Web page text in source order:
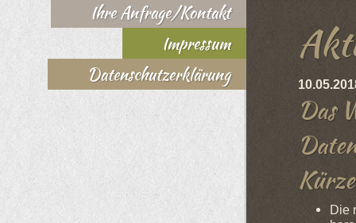
Ihre Anfrage/Kontakt
Impressum
Datenschutzerklärung
Das
Kürze
Die